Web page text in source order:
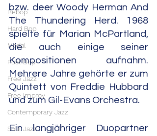
Bebop
Hard Bop
Modal
Post Bop
Free Jazz
Free Improv
Contemporary Jazz
Soul Jazz
bzw. deer Woody Herman And
The Thundering Herd. 1968
spielte für Marian McPartland,
die auch einige seiner
Kompositionen aufnahm.
Mehrere Jahre gehörte er zum
Quintett von Freddie Hubbard
und zum Gil-Evans Orchestra.
Ein langjähriger Duopartner